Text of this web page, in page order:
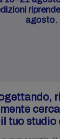
agosto.
il tuo